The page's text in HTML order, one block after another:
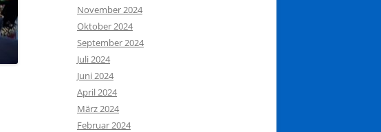
November 2024
Oktober 2024
September 2024
Juli 2024
Juni 2024
April 2024
März 2024
Februar 2024